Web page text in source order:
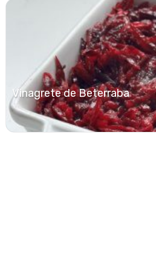
Vinagrete de Beterraba